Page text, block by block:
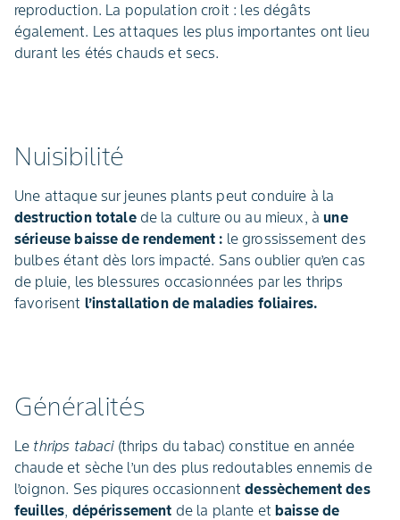
reproduction. La population croit : les dégâts
également. Les attaques les plus importantes ont lieu
durant les étés chauds et secs.
Nuisibilité
Une attaque sur jeunes plants peut conduire à la
destruction totale de la culture ou au mieux, àune
sérieuse baisse de rendement : le grossissement des
bulbes étant dès lors impacté. Sans oublier qu’en cas
de pluie, les blessures occasionnées par les thrips
favorisent l’installation de maladies foliaires.
Généralités
Le thrips tabaci (thrips du tabac) constitue en année
chaude et sèche l’un des plus redoutables ennemis de
l’oignon. Ses piqures occasionnent dessèchement des
feuilles, dépérissement de la plante etbaisse de